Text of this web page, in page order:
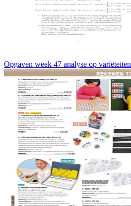
Opgaven week 47 analyse op variëteiten